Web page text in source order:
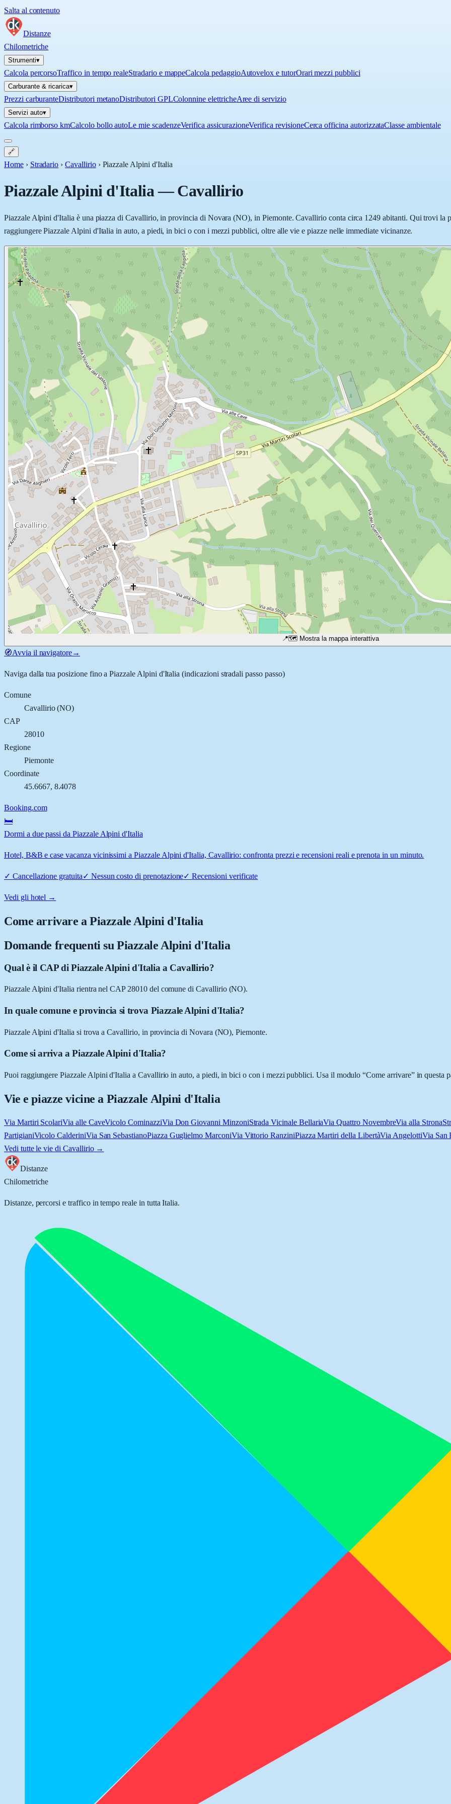
Salta al contenuto
Distanze
Chilometriche
Strumenti▾
Calcola percorsoTraffico in tempo realeStradario e mappeCalcola pedaggioAutovelox e tutorOrari mezzi pubblici
Carburante & ricarica▾
Prezzi carburanteDistributori metanoDistributori GPLColonnine elettricheAree di servizio
Servizi auto▾
Calcola rimborso kmCalcolo bollo autoLe mie scadenzeVerifica assicurazioneVerifica revisioneCerca officina autorizzataClasse ambientale
🔗
Home › Stradario › Cavallirio › Piazzale Alpini d'Italia
Piazzale Alpini d'Italia—Cavallirio
Piazzale Alpini d'Italia è una piazza di Cavallirio, in provincia di Novara (NO), in Piemonte. Cavallirio conta circa 1249 abitanti. Qui trovi la
raggiungere Piazzale Alpini d'Italia in auto, a piedi, in bici o con i mezzi pubblici, oltre alle vie e piazze nelle immediate vicinanze.
📍🗺️ Mostra la mappa interattiva
🧭Avvia il navigatore→
Naviga dalla tua posizione fino aPiazzale Alpini d'Italia (indicazioni stradali passo passo)
Comune
Cavallirio(NO)
CAP
28010
Regione
Piemonte
Coordinate
45.6667, 8.4078
Booking.com
🛏️
Dormi a due passi da Piazzale Alpini d'Italia
Hotel, B&B e case vacanza vicinissimi a Piazzale Alpini d'Italia, Cavallirio: confronta prezzi e recensioni reali e prenota in un minuto.
✓ Cancellazione gratuita✓ Nessun costo di prenotazione✓Recensioni verificate
Vedi gli hotel →
Come arrivare aPiazzale Alpini d'Italia
Domande frequenti su Piazzale Alpini d'Italia
Qual è il CAP di Piazzale Alpini d'Italia a Cavallirio?
Piazzale Alpini d'Italia rientra nel CAP 28010 del comune di Cavallirio (NO).
In quale comune e provincia si trova Piazzale Alpini d'Italia?
Piazzale Alpini d'Italia si trova a Cavallirio, in provincia di Novara (NO), Piemonte.
Come si arriva a Piazzale Alpini d'Italia?
Puoi raggiungere Piazzale Alpini d'Italia a Cavallirio in auto, a piedi, in bici o con i mezzi pubblici. Usa il modulo “Come arrivare” in questa
Vie e piazze vicine a Piazzale Alpini d'Italia
Via Martiri ScolariVia alle CaveVicolo CominazziVia Don Giovanni MinzoniStrada Vicinale BellariaVia Quattro NovembreVia alla Strona
PartigianiVicolo CalderiniVia San SebastianoPiazza Guglielmo MarconiVia Vittorio RanziniPiazza Martiri della LibertàVia AngelottiVia San
Vedi tutte le vie di Cavallirio→
Distanze
Chilometriche
Distanze, percorsi e traffico in tempo reale in tutta Italia.